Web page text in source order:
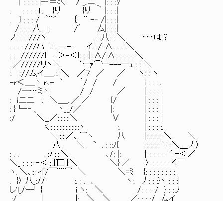
｜: : : : |-‐＝ﾐく / _..ニ._ |: : :ﾘ
. : : : :.:l:、 {り {り ｀ |: : :|
. } : : : / ｀¨^ ｛: ¨ -‐ /|: : :|
/: : : :八 lj /′ 厶|: : :|
ノ: : : :///ヽ .: :八: : ＼ ・・・は？
: : : .:///ハ :＼ ―-‐ イ: :/.:∧: : : :＼
: : .://////} : :＞-＜{: : :|.:∧/:∧: : : : : ＼
.:／/////リヽ＼ `ーｧ⌒ー---―ｭ : : ＼
:. :://厶イ＿_.:. ＼ ／７ ／ ／ ヽ: : ヽ
-r＜＿_ヽ r､- ` ´/ / / i : : : .
/―…ミヽi / / ／ ｜: : : i
: ｉ二二 :、 ＼＿_..／ ／ {/ | : : :｜
: }└‐‐ 、 ヽ__/／ |: | : : :｜
:/ ＼__／::::::::＼ ∨ | : : :｜
く::::::::::::::::::::ヽ :. | : : : :.
＼:::::／､ ⌒ヽ 八 |: : : : :＼ ＼
八 ＼ ` . : ::/{ : : : : ＼:＼＿丿）
: . . . :/:::::＼ ､/: |: | : : : : : ｀:ｰ＜／
＼_ : : :-‐＜::[[匸l]:＼ ＼｝／ 〉 : : : : : く￣
ヽ. ＼､::: イ/￣¨¨⌒ ＼ ＼=ﾐ {: : : : : : : : .
. }〉 八_:// :. : . 、 ヽ:. 丿: : :}ヽ : : :|
し'l_/ｰ┘ { i ヽ: ＼ /: : : :/ } : :丿
.:/ | |: ＼ ＼ ／: : : :/ 厶イ